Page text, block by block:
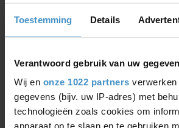
Toestemming Details
Verantwoord gebruik van uw
Wij en onze 1022 partners verwerken
gegevens (bijv. uw IP-adres) met
technologieën zoals cookies om
apparaat op te slaan en te gebruiken
LEDVANCE PLANON
PLUS LIGHT LED PANEL
600X600 INCL.
OSRAM
4000K
WHITE